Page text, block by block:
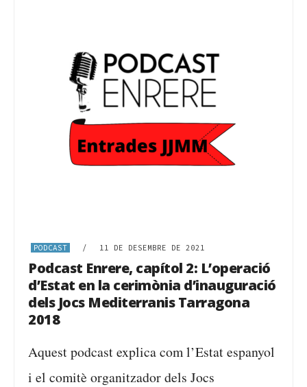
PODCAST / 11 DE DESEMBRE DE 2021
Podcast Enrere, capítol 2: L’operació
d’Estat en la cerimònia d’inauguració
dels Jocs Mediterranis Tarragona
2018
Aquest podcast explica com l’Estat espanyol
i el comitè organitzador dels Jocs